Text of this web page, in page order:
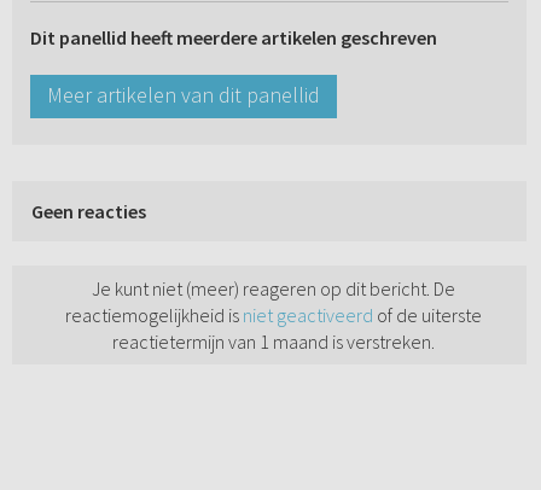
Dit panellid heeft meerdere artikelen geschreven
Meer artikelen van dit panellid
Geen reacties
Je kunt niet (meer) reageren op dit bericht. De
reactiemogelijkheid is niet geactiveerd of de uiterste
reactietermijn van 1 maand is verstreken.